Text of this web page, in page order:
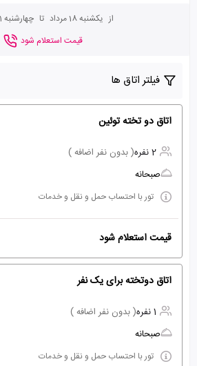
از یکشنبه 18 مرداد تا چهارشنبه 21 مرداد
قیمت استعلام شود
فیلتر اتاق ها
اتاق دو تخته توئین
2 نفره
( بدون نفر اضافه )
صبحانه
تور با احتساب حمل و نقل و خدمات
قیمت استعلام شود
اتاق دوتخته برای یک نفر
1 نفره
( بدون نفر اضافه )
صبحانه
تور با احتساب حمل و نقل و خدمات